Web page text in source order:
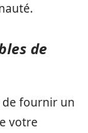
de
de fournir un
votre